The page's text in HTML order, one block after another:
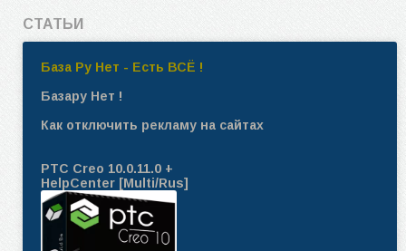
СТАТЬИ
База Ру Нет - Есть ВСЁ !
Базару Нет !
Как отключить рекламу на сайтах
PTC Creo 10.0.11.0 +
HelpCenter [Multi/Rus]